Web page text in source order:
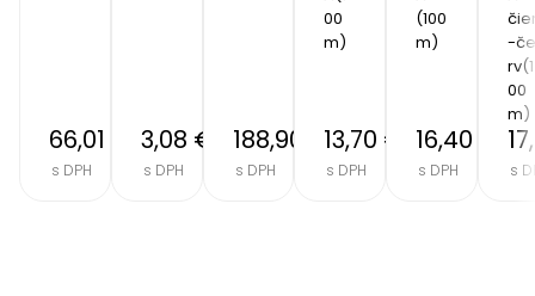
66,01 €
s DPH
3,08 €
s DPH
188,90 €
s DPH
00
m)
13,70 €
s DPH
(100
m)
16,40 €
s DPH
-če
rv(1
00
m)
s